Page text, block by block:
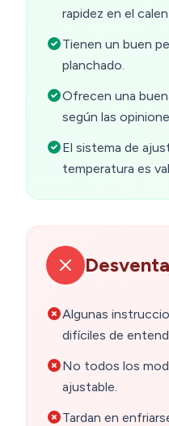
rapidez en el
Tienen un buen
planchado.
Ofrecen una
según las
El sistema de
temperatura es
Algunas
difíciles de
No todos los
ajustable.
Tardan en